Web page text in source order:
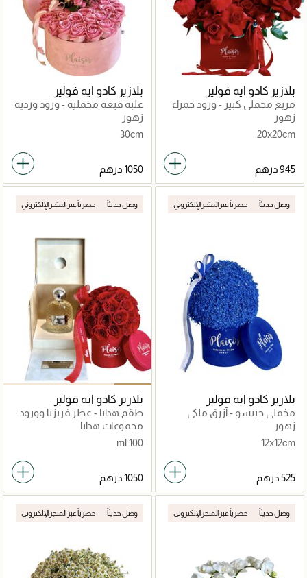
بلازير كادو ايه فولير
مربع مخملي كبير - ورود حمراء
وقلوب
زهور
20x20cm
بلازير كادو ايه فولير
علبة قبعة مخملية - ورود وردية
على خلفية وردية
زهور
30cm
وصل حديثاً حصرياً عبر المتجر الإلكتروني
بلازير كادو ايه فولير
مخملي جيبسو - أزرق ملكي
زهور
12x12cm
وصل حديثاً حصرياً عبر المتجر الإلكتروني
بلازير كادو ايه فولير
طقم هدايا - عطر فريزيا وورود
حمراء طازجة
مجموعات هدايا
100 ml
وصل حديثاً حصرياً عبر المتجر الإلكتروني وصل حديثاً حصرياً عبر المتجر الإلكتروني